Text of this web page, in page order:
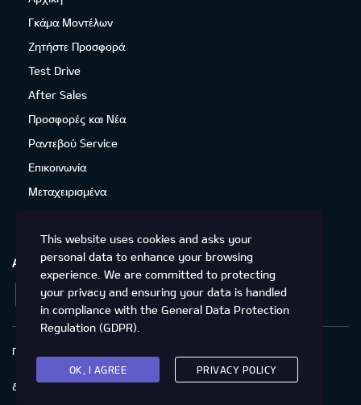
Γκάμα Μοντέλων
Ζητήστε Προσφορά
Test Drive
After Sales
Προσφορές και Νέα
Ραντεβού Service
Επικοινωνία
Μεταχειρισμένα
ΑΚΟΛΟΥΘΉΣΤΕ ΜΑΣ
Facebook
Instagram
LinkedIn
Twitter
YouTube
Πολιτική Απορρήτου
Δικαιώματα του Υποκειμένου των
δεδομένων
Προσβασιμότητα
This website uses cookies and asks your
personal data to enhance your browsing
experience. We are committed to protecting
your privacy and ensuring your data is handled
in compliance with the General Data Protection
Regulation (GDPR)
OK, I AGREE PRIVACY POLICY